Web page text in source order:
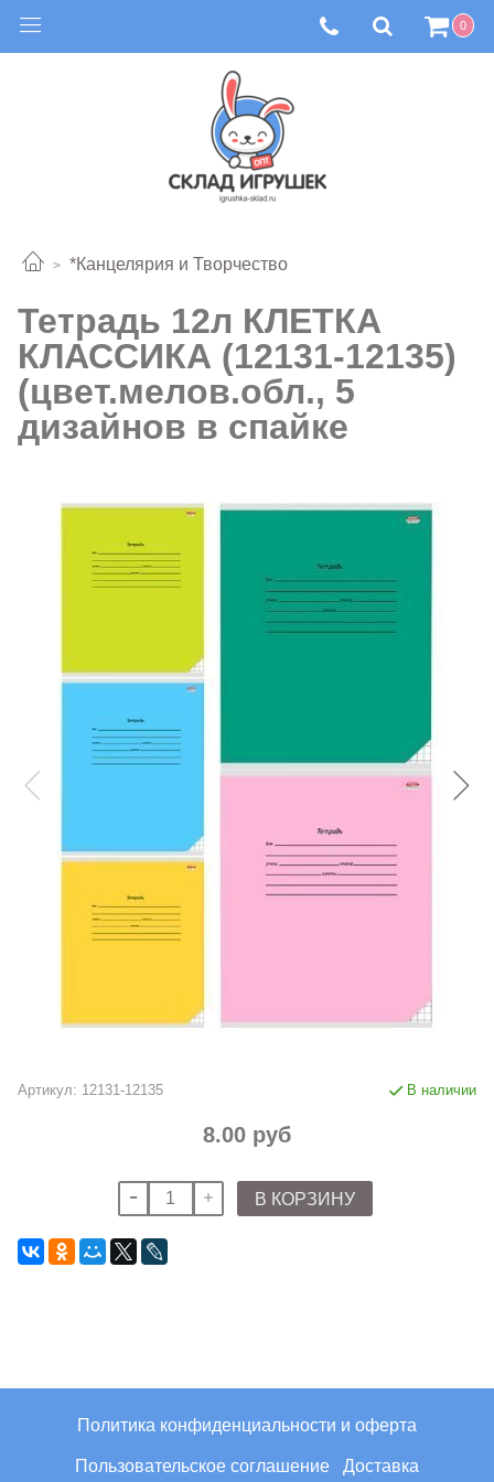
0
*Канцелярия и Творчество
Тетрадь 12л КЛЕТКА
КЛАССИКА (12131-12135)
(цвет.мелов.обл., 5
дизайнов в спайке
Артикул: 12131-12135 В наличии
8.00 руб
В КОРЗИНУ
Политика конфиденциальности и оферта
Пользовательское соглашение Доставка